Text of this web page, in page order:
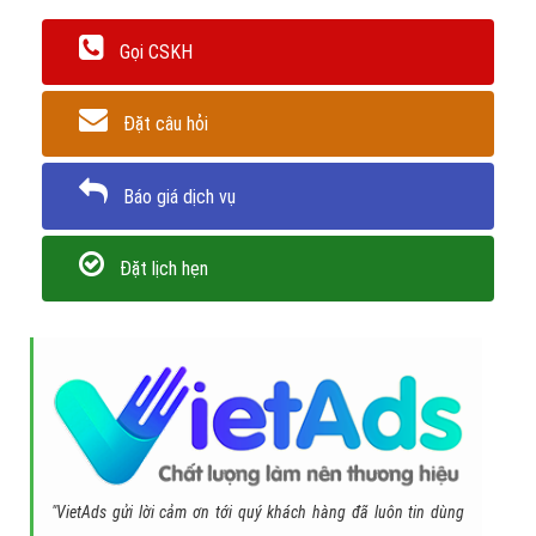
Gọi CSKH
Đặt câu hỏi
Báo giá dịch vụ
Đặt lịch hẹn
"VietAds gửi lời cảm ơn tới quý khách hàng đã luôn tin dùng